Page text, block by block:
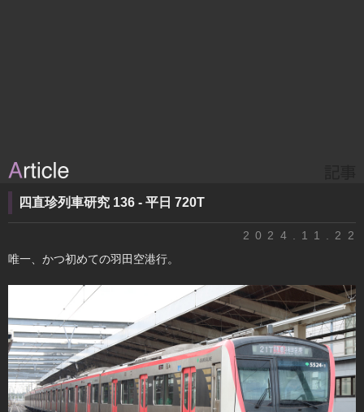
四直珍列車研究 136 - 平日 720T
2024.11.22
唯一、かつ初めての羽田空港行。